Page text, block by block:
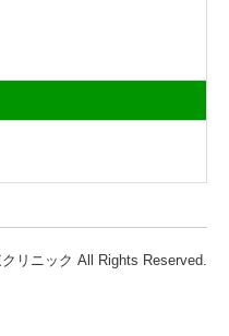
リニック All Rights Reserved.